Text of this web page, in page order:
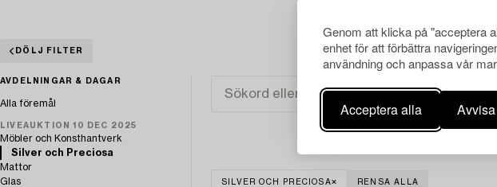
Genom att klicka på "acceptera
enhet för att förbättra
användning och anpassa vår
Acceptera alla
DÖLJ FILTER
AVDELNINGAR & DAGAR
Alla föremål
LIVEAUKTION 10 DEC 2025
Möbler och Konsthantverk
Silver och Preciosa
Mattor
Glas
SILVER OCH PRECIOSA RENSA ALLA